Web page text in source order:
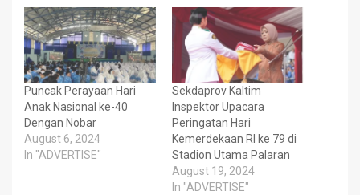
Puncak Perayaan Hari
Anak Nasional ke-40
Dengan Nobar
August 6, 2024
In "ADVERTISE"
Sekdaprov Kaltim
Inspektor Upacara
Peringatan Hari
Kemerdekaan RI ke 79 di
Stadion Utama Palaran
August 19, 2024
In "ADVERTISE"